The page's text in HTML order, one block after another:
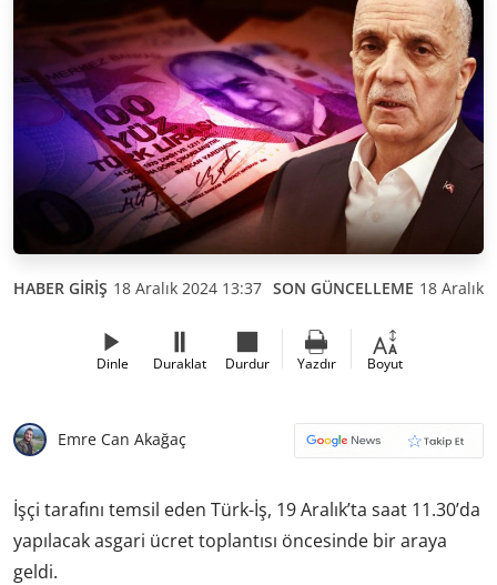
HABER GİRİŞ 18 Aralık 2024 13:37 SON GÜNCELLEME 18 Aralık
Dinle Duraklat Durdur Yazdır Boyut
Emre Can Akağaç
İşçi tarafını temsil eden Türk-İş, 19 Aralık’ta saat 11.30’da
yapılacak asgari ücret toplantısı öncesinde bir araya
geldi.